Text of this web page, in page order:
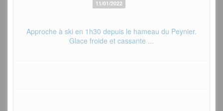
11/01/2022
Approche à ski en 1h30 depuis le hameau du Peynier.
Glace froide et cassante ...